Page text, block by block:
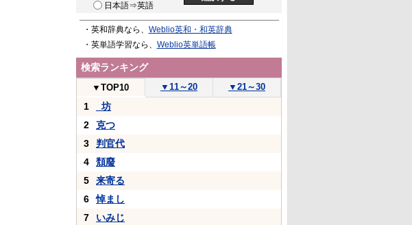
日本語⇒英語
・英和辞典なら、 Weblio英和・和英辞典
・英単語学習なら、 Weblio英単語帳
検索ランキング
▼ TOP10 ▼ 11～20 ▼ 21～30
1
_坊
2
克つ
3
判官代
4
頽廢
5
来寄る
6
悼まし
7
いみじ